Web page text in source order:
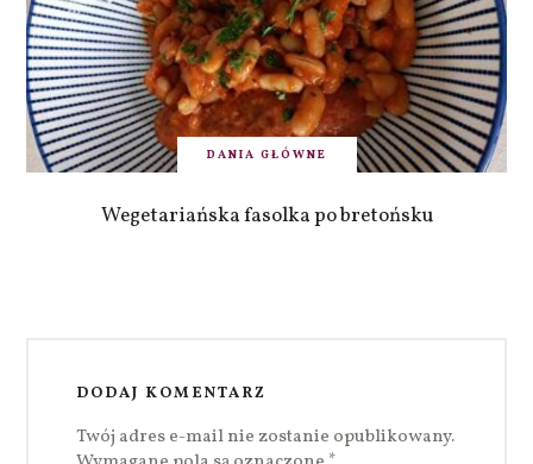
DANIA GŁÓWNE
Wegetariańska fasolka po bretońsku
DODAJ KOMENTARZ
Twój adres e-mail nie zostanie opublikowany.